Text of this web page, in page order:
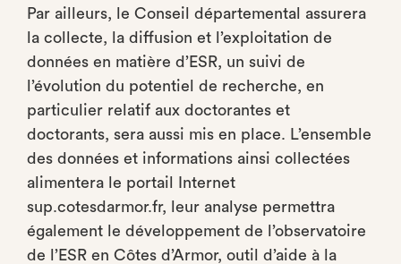
Par ailleurs, le Conseil départemental assurera
la collecte, la diffusion et l’exploitation de
données en matière d’ESR, un suivi de
l’évolution du potentiel de recherche, en
particulier relatif aux doctorantes et
doctorants, sera aussi mis en place. L’ensemble
des données et informations ainsi collectées
alimentera le portail Internet
sup.cotesdarmor.fr, leur analyse permettra
également le développement de l’observatoire
de l’ESR en Côtes d’Armor, outil d’aide à la